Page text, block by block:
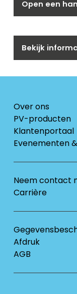
Open een
Bekijk
Over ons
PV-producten
Klantenportaal
Evenementen
Neem contact
Carrière
Afdruk
AGB